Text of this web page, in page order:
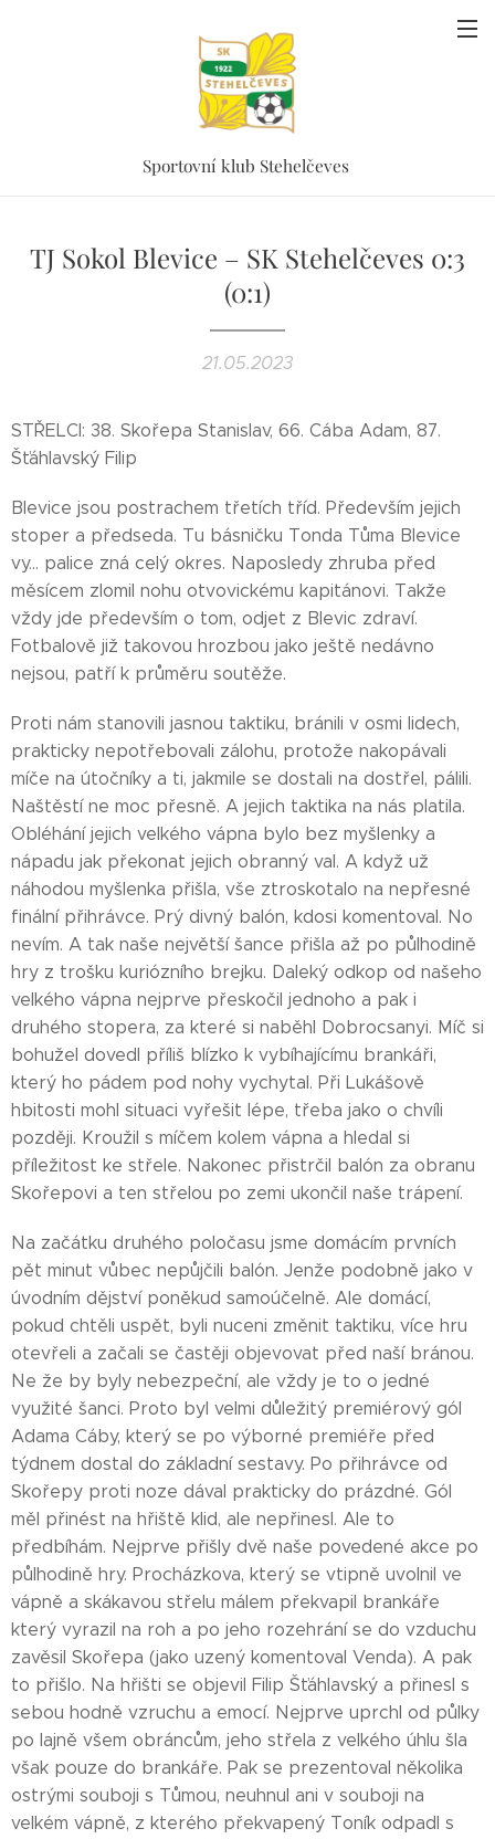
Sportovní klub Stehelčeves
TJ Sokol Blevice – SK Stehelčeves 0:3
(0:1)
21.05.2023
STŘELCI: 38. Skořepa Stanislav, 66. Cába Adam, 87.
Šťáhlavský Filip
Blevice jsou postrachem třetích tříd. Především jejich
stoper a předseda. Tu básničku Tonda Tůma Blevice
vy... palice zná celý okres. Naposledy zhruba před
měsícem zlomil nohu otvovickému kapitánovi. Takže
vždy jde především o tom, odjet z Blevic zdraví.
Fotbalově již takovou hrozbou jako ještě nedávno
nejsou, patří k průměru soutěže.
Proti nám stanovili jasnou taktiku, bránili v osmi lidech,
prakticky nepotřebovali zálohu, protože nakopávali
míče na útočníky a ti, jakmile se dostali na dostřel, pálili.
Naštěstí ne moc přesně. A jejich taktika na nás platila.
Obléhání jejich velkého vápna bylo bez myšlenky a
nápadu jak překonat jejich obranný val. A když už
náhodou myšlenka přišla, vše ztroskotalo na nepřesné
finální přihrávce. Prý divný balón, kdosi komentoval. No
nevím. A tak naše největší šance přišla až po půlhodině
hry z trošku kuriózního brejku. Daleký odkop od našeho
velkého vápna nejprve přeskočil jednoho a pak i
druhého stopera, za které si naběhl Dobrocsanyi. Míč si
bohužel dovedl příliš blízko k vybíhajícímu brankáři,
který ho pádem pod nohy vychytal. Při Lukášově
hbitosti mohl situaci vyřešit lépe, třeba jako o chvíli
později. Kroužil s míčem kolem vápna a hledal si
příležitost ke střele. Nakonec přistrčil balón za obranu
Skořepovi a ten střelou po zemi ukončil naše trápení.
Na začátku druhého poločasu jsme domácím prvních
pět minut vůbec nepůjčili balón. Jenže podobně jako v
úvodním dějství poněkud samoúčelně. Ale domácí,
pokud chtěli uspět, byli nuceni změnit taktiku, více hru
otevřeli a začali se častěji objevovat před naší bránou.
Ne že by byly nebezpeční, ale vždy je to o jedné
využité šanci. Proto byl velmi důležitý premiérový gól
Adama Cáby, který se po výborné premiéře před
týdnem dostal do základní sestavy. Po přihrávce od
Skořepy proti noze dával prakticky do prázdné. Gól
měl přinést na hřiště klid, ale nepřinesl. Ale to
předbíhám. Nejprve přišly dvě naše povedené akce po
půlhodině hry. Procházkova, který se vtipně uvolnil ve
vápně a skákavou střelu málem překvapil brankáře
který vyrazil na roh a po jeho rozehrání se do vzduchu
zavěsil Skořepa (jako uzený komentoval Venda). A pak
to přišlo. Na hřišti se objevil Filip Šťáhlavský a přinesl s
sebou hodně vzruchu a emocí. Nejprve uprchl od půlky
po lajně všem obráncům, jeho střela z velkého úhlu šla
však pouze do brankáře. Pak se prezentoval několika
ostrými souboji s Tůmou, neuhnul ani v souboji na
velkém vápně, z kterého překvapený Toník odpadl s